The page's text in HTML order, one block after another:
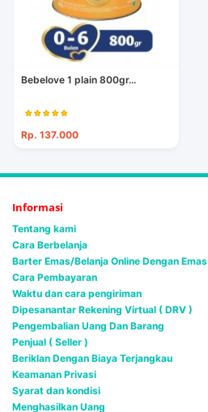
Bebelove 1 plain 800gr...
Rp. 137.000
Informasi
Tentang kami
Cara Berbelanja
Barter Emas/Belanja Online Dengan Emas
Cara Pembayaran
Waktu dan cara pengiriman
Dipesanantar Rekening Virtual ( DRV )
Pengembalian Uang Dan Barang
Penjual ( Seller )
Beriklan Dengan Biaya Terjangkau
Keamanan Privasi
Syarat dan kondisi
Menghasilkan Uang